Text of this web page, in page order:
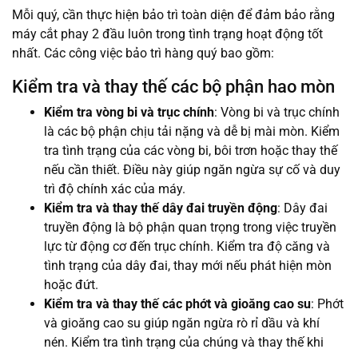
Mỗi quý, cần thực hiện bảo trì toàn diện để đảm bảo rằng
máy cắt phay 2 đầu luôn trong tình trạng hoạt động tốt
nhất. Các công việc bảo trì hàng quý bao gồm:
Kiểm tra và thay thế các bộ phận hao mòn
Kiểm tra vòng bi và trục chính: Vòng bi và trục chính
là các bộ phận chịu tải nặng và dễ bị mài mòn. Kiểm
tra tình trạng của các vòng bi, bôi trơn hoặc thay thế
nếu cần thiết. Điều này giúp ngăn ngừa sự cố và duy
trì độ chính xác của máy.
Kiểm tra và thay thế dây đai truyền động: Dây đai
truyền động là bộ phận quan trọng trong việc truyền
lực từ động cơ đến trục chính. Kiểm tra độ căng và
tình trạng của dây đai, thay mới nếu phát hiện mòn
hoặc đứt.
Kiểm tra và thay thế các phớt và gioăng cao su: Phớt
và gioăng cao su giúp ngăn ngừa rò rỉ dầu và khí
nén. Kiểm tra tình trạng của chúng và thay thế khi